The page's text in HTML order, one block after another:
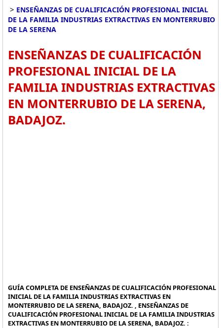
> ENSEÑANZAS DE CUALIFICACIÓN PROFESIONAL INICIAL
DE LA FAMILIA INDUSTRIAS EXTRACTIVAS EN MONTERRUBIO
DE LA SERENA
ENSEÑANZAS DE CUALIFICACIÓN
PROFESIONAL INICIAL DE LA
FAMILIA INDUSTRIAS EXTRACTIVAS
EN MONTERRUBIO DE LA SERENA,
BADAJOZ.
GUÍA COMPLETA DE ENSEÑANZAS DE CUALIFICACIÓN PROFESIONAL
INICIAL DE LA FAMILIA INDUSTRIAS EXTRACTIVAS EN
MONTERRUBIO DE LA SERENA, BADAJOZ. , ENSEÑANZAS DE
CUALIFICACIÓN PROFESIONAL INICIAL DE LA FAMILIA INDUSTRIAS
EXTRACTIVAS EN MONTERRUBIO DE LA SERENA, BADAJOZ. :